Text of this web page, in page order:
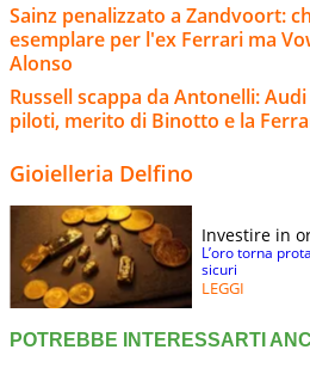
Sainz penalizzato a Zandvoort:
esemplare per l'ex Ferrari ma
Alonso
Russell scappa da Antonelli:
piloti, merito di Binotto e la
Gioielleria Delfino
Investire in
L’oro torna
sicuri
LEGGI